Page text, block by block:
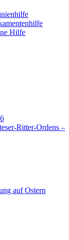
Hilfe
Ritter-Ordens –
auf Ostern